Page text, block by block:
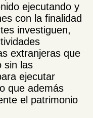
ejecutando y
con la finalidad
investiguen,
extranjeras que
sin las
ejecutar
que además
el patrimonio